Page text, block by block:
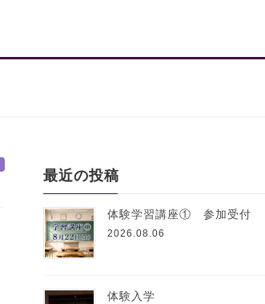
最近の投稿
体験学習講座① 参加受付
2026.08.06
体験入学